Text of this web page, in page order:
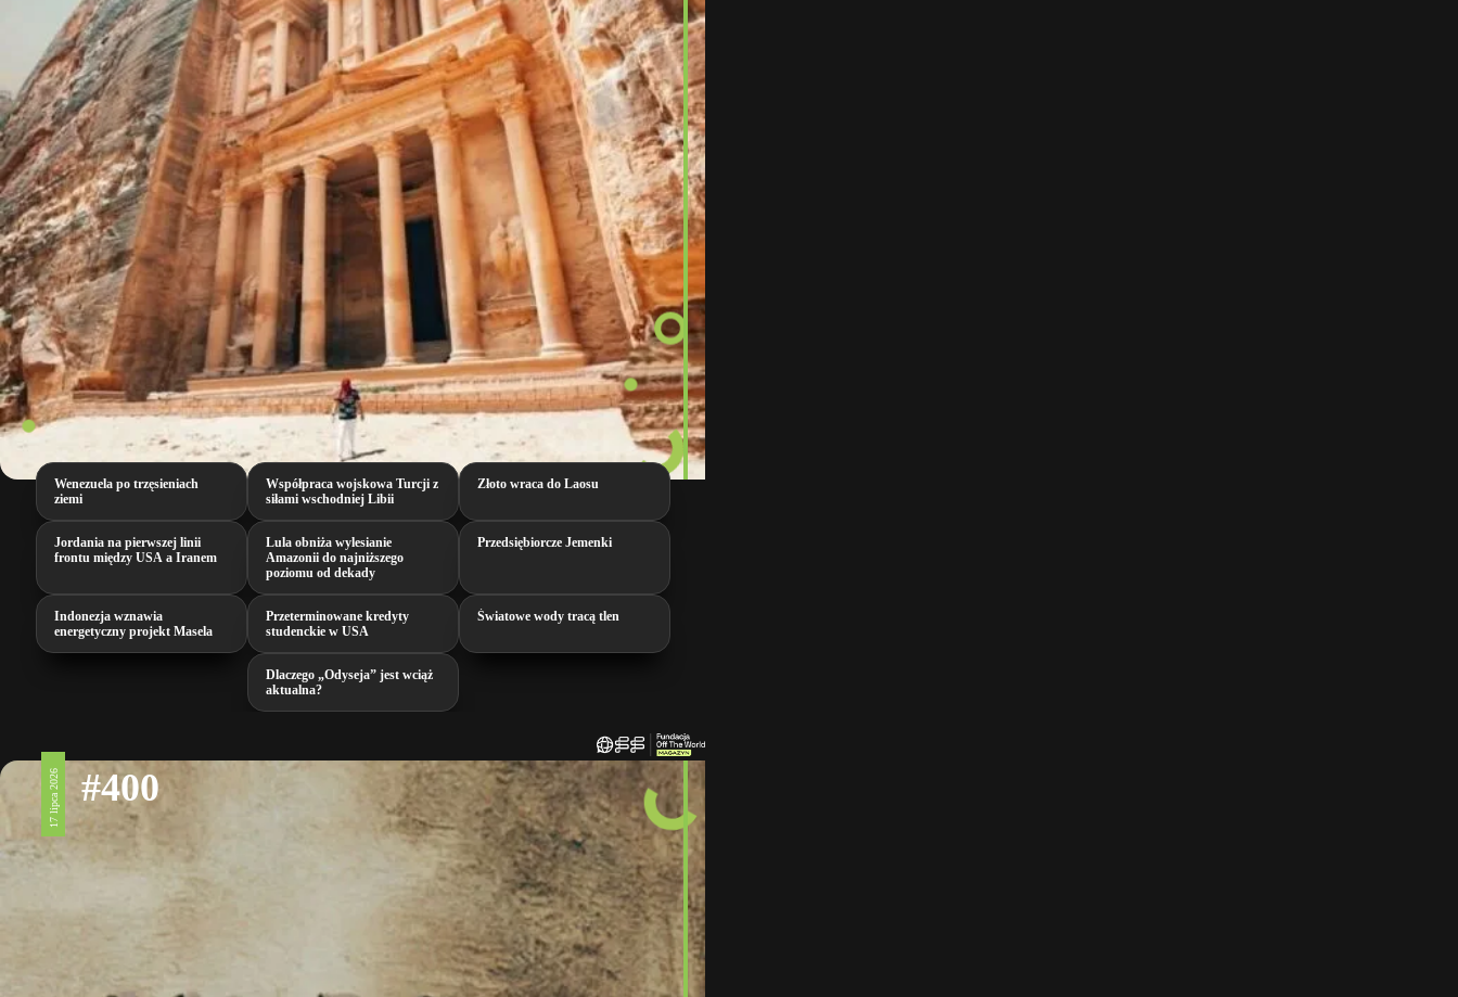
Wenezuela po trzęsieniach
ziemi
Współpraca wojskowa Turcji z
siłami wschodniej Libii
Złoto wraca do Laosu
Jordania na pierwszej linii
frontu między USA a Iranem
Lula obniża wylesianie
Amazonii do najniższego
poziomu od dekady
Przedsiębiorcze Jemenki
Indonezja wznawia
energetyczny projekt Masela
Przeterminowane kredyty
studenckie w USA
Światowe wody tracą tlen
Dlaczego „Odyseja” jest wciąż
aktualna?
17 lipca 2026 #400